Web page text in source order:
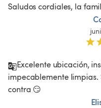
Saludos cordiales, la
Excelente ubicación,
impecablemente limpias.
contra 😏